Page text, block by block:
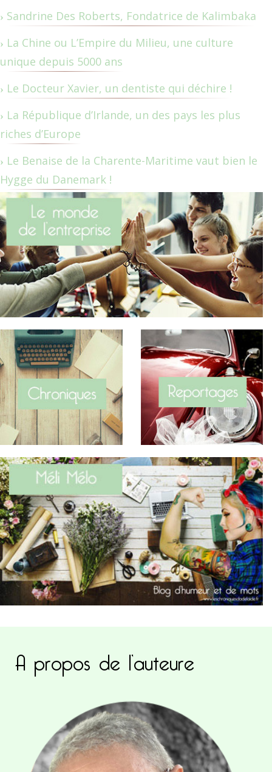
Sandrine Des Roberts, Fondatrice de Kalimbaka
La Chine ou L’Empire du Milieu, une culture
unique depuis 5000 ans
Le Docteur Xavier, un dentiste qui déchire !
La République d’Irlande, un des pays les plus
riches d’Europe
Le Benaise de la Charente-Maritime vaut bien le
Hygge du Danemark !
A propos de l’auteure